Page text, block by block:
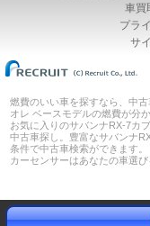
車買
プラ
サ
燃費のいい車を探すなら、中
オレ ベースモデルの燃費が分か
お気に入りのサバンナRX-7カ
中古車探し。豊富なサバンナ
条件で中古車検索ができます。
カーセンサーはあなたの車選び